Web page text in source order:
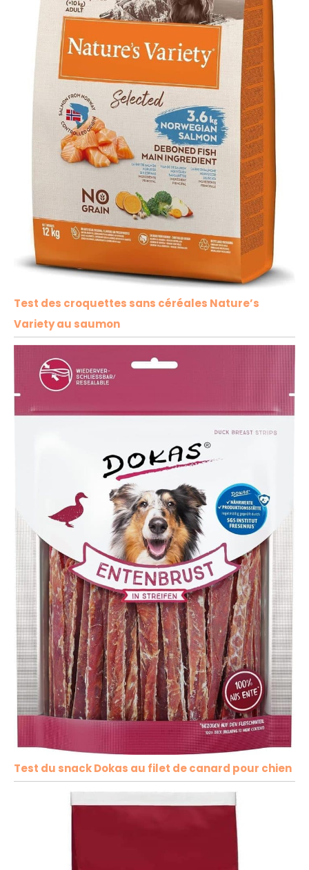
Test des croquettes sans céréales Nature’s
Variety au saumon
Test du snack Dokas au filet de canard pour chien